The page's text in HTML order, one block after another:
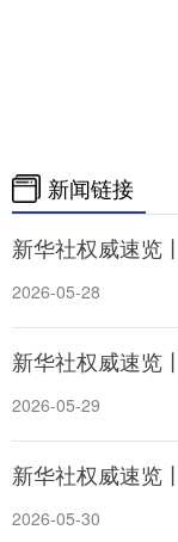
新闻链接
新华社权威速览
2026-05-28
新华社权威速览
2026-05-29
新华社权威速览
2026-05-30